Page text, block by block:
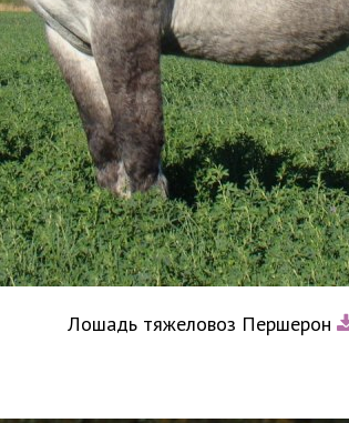
Лошадь тяжеловоз Першерон